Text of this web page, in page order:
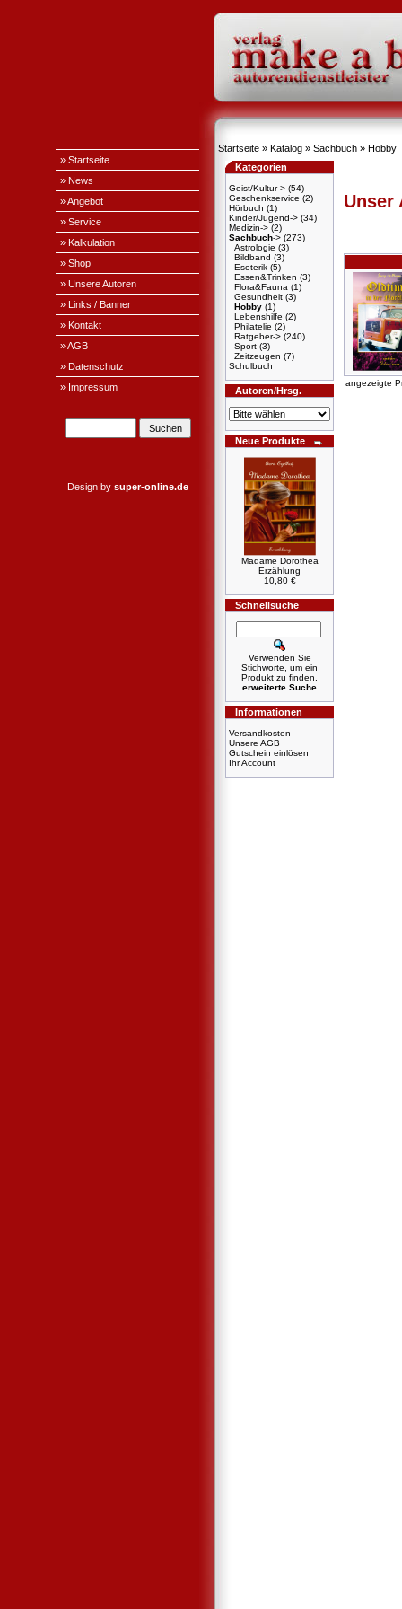
» Startseite
» News
» Angebot
» Service
» Kalkulation
» Shop
» Unsere Autoren
» Links / Banner
» Kontakt
» AGB
» Datenschutz
» Impressum
Design by super-online.de
Startseite » Katalog » Sachbuch » Hobby
Kategorien
Geist/Kultur-> (54)
Geschenkservice (2)
Hörbuch (1)
Kinder/Jugend-> (34)
Medizin-> (2)
Sachbuch-> (273)
Astrologie (3)
Bildband (3)
Esoterik (5)
Essen&Trinken (3)
Flora&Fauna (1)
Gesundheit (3)
Hobby (1)
Lebenshilfe (2)
Philatelie (2)
Ratgeber-> (240)
Sport (3)
Zeitzeugen (7)
Schulbuch
Autoren/Hrsg.
Neue Produkte
Madame Dorothea
Erzählung
10,80 €
Schnellsuche
Verwenden Sie
Stichworte, um ein
Produkt zu finden.
erweiterte Suche
Informationen
Versandkosten
Unsere AGB
Gutschein einlösen
Ihr Account
Unser
angezeigte